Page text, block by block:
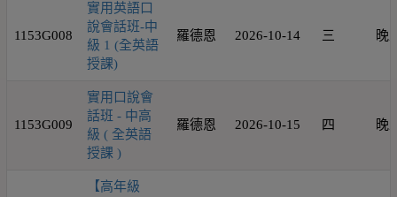
1153G008
實用英語口
說會話班-中
級 1 (全英語
授課)
羅德恩 2026-10-14 三 晚
1153G009
實用口說會
話班 - 中高
級 ( 全英語
授課 )
羅德恩 2026-10-15 四 晚
【高年級